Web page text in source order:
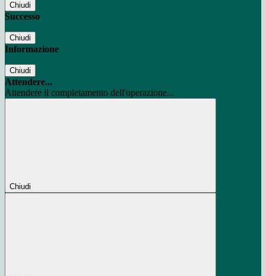
Chiudi
Successo
Chiudi
Informazione
Chiudi
Attendere...
Attendere il completamento dell'operazione...
Chiudi